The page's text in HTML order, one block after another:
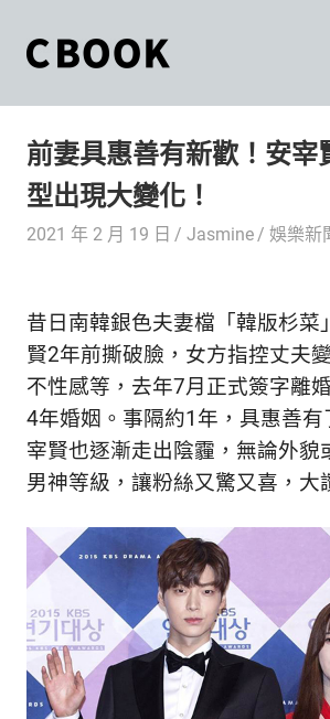
content
和
你
一
活
出
自
己
的
生
活
態
度
World.」
是
近
你/
妳
生
活
的
雜
誌。
精
豐
富
的
尚
潮
前妻具惠善有新歡！安宰
型出現大變化！
2021 年 2 月 19 日 Jasmine 娛樂新
昔日南韓銀色夫妻檔「韓版杉菜
賢2年前撕破臉，女方指控丈夫
不性感等，去年7月正式簽字離
4年婚姻。事隔約1年，具惠善有
宰賢也逐漸走出陰霾，無論外貌
男神等級，讓粉絲又驚又喜，大